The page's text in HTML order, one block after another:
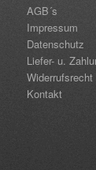
AGB´s
Impressum
Datenschutz
Liefer- u.
Widerrufsrecht
Kontakt